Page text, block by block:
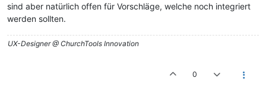
sind aber natürlich offen für Vorschläge, welche noch integriert
werden sollten.
UX-Designer @ ChurchTools Innovation
0